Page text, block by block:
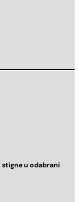
stigne u odabrani